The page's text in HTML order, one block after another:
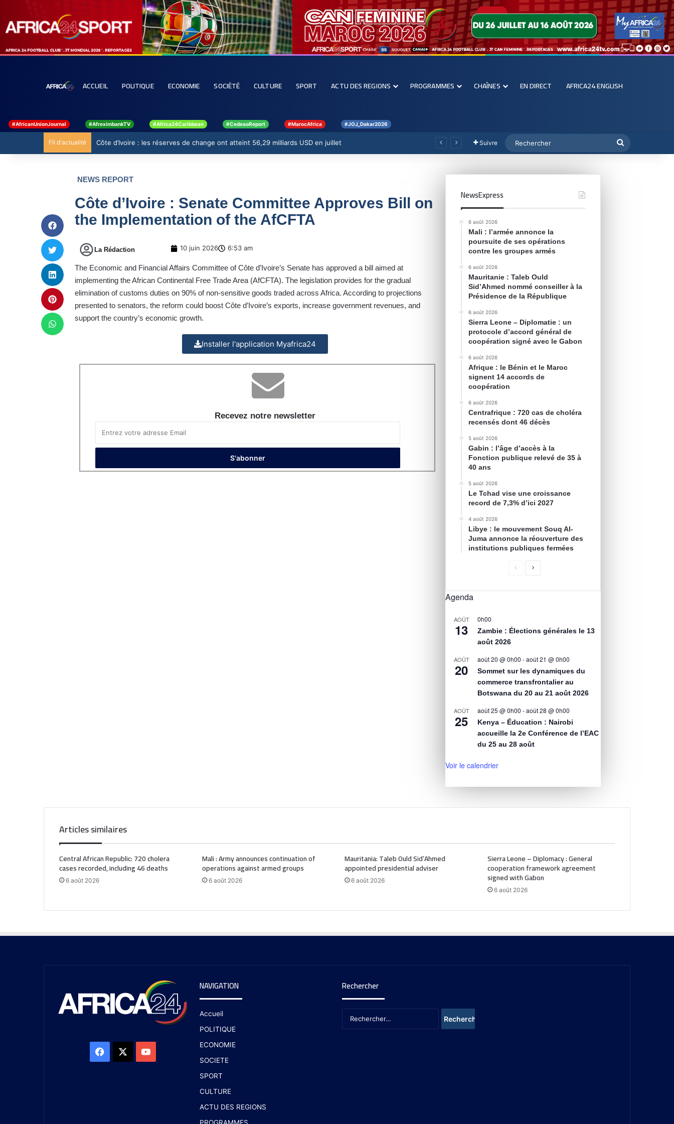
ACCUEIL POLITIQUE ECONOMIE SOCIÉTÉ CULTURE SPORT ACTU DES REGIONS PROGRAMMES CHAÎNES EN DIRECT AFRICA24 ENGLISH
#AfricanUnionJournal #AfreximbankTV #Africa24Caribbean #CedeaoReport #MarocAfrica #JOJ_Dakar2026
Fil d'actualité Côte d’Ivoire : les réserves de change ont atteint 56,29 milliards USD en juillet Suivre
NEWS REPORT
Côte d’Ivoire : Senate Committee Approves Bill on
the Implementation of the AfCFTA
La Rédaction 10 juin 2026 6:53 am
The Economic and Financial Affairs Committee of Côte d’Ivoire’s Senate has approved a bill aimed at
implementing the African Continental Free Trade Area (AfCFTA). The legislation provides for the gradual
elimination of customs duties on 90% of non-sensitive goods traded across Africa. According to projections
presented to senators, the reform could boost Côte d’Ivoire’s exports, increase government revenues, and
support the country’s economic growth.
Installer l'application Myafrica24
Recevez notre newsletter
NewsExpress
6 août 2026
Mali : l’armée annonce la
poursuite de ses opérations
contre les groupes armés
6 août 2026
Mauritanie : Taleb Ould
Sid’Ahmed nommé conseiller à la
Présidence de la République
6 août 2026
Sierra Leone – Diplomatie : un
protocole d’accord général de
coopération signé avec le Gabon
6 août 2026
Afrique : le Bénin et le Maroc
signent 14 accords de
coopération
6 août 2026
Centrafrique : 720 cas de choléra
recensés dont 46 décès
5 août 2026
Gabin : l’âge d’accès à la
Fonction publique relevé de 35 à
40 ans
5 août 2026
Le Tchad vise une croissance
record de 7,3% d’ici 2027
4 août 2026
Libye : le mouvement Souq Al-
Juma annonce la réouverture des
institutions publiques fermées
Agenda
AOÛT
13
0h00
Zambie : Élections générales le 13
août 2026
AOÛT
20
août 20 @ 0h00 -août 21 @ 0h00
Sommet sur les dynamiques du
commerce transfrontalier au
Botswana du 20 au 21 août 2026
AOÛT
25
août 25 @ 0h00 -août 28 @ 0h00
Kenya – Éducation : Nairobi
accueille la 2e Conférence de l’EAC
du 25 au 28 août
Voir le calendrier
Articles similaires
Central African Republic: 720 cholera
cases recorded, including 46 deaths
6 août 2026
Mali : Army announces continuation of
operations against armed groups
6 août 2026
Mauritania: Taleb Ould Sid’Ahmed
appointed presidential adviser
6 août 2026
Sierra Leone – Diplomacy : General
cooperation framework agreement
signed with Gabon
6 août 2026
NAVIGATION
Accueil
POLITIQUE
ECONOMIE
SOCIETE
SPORT
CULTURE
ACTU DES REGIONS
Rechercher